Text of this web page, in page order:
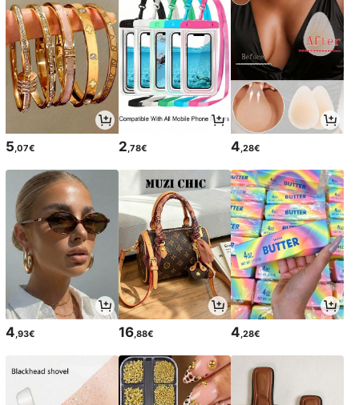
5,07€ 2,78€ 4,28€
4,93€ 16,88€ 4,28€